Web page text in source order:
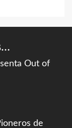
Out of
de